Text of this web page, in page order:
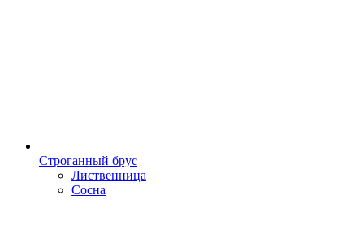
Строганный брус
Лиственница
Сосна